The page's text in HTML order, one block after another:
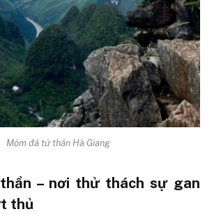
Mỏm đá tử thần Hà Giang
– nơi thử thách sự gan
thủ